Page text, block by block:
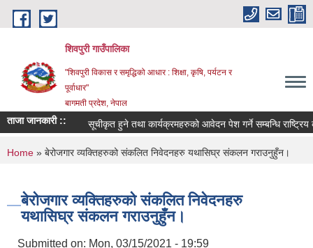
Skip to main content
शिवपुरी गाउँपालिका
"शिवपुरी विकास र समृद्धिको आधार : शिक्षा, कृषि, पर्यटन र
पूर्वाधार"
बागमती प्रदेश, नेपाल
ताजा जानकारी :: सूचीकृत हुने तथा कार्यक्रमहरुको आवेदन पेश गर्ने सम्बन्धि राष्ट्रिय
You are here
Home » बेरोजगार व्यक्तिहरुको संकलित निवेदनहरु यथासिघ्र संकलन गराउनुहुँन।
बेरोजगार व्यक्तिहरुको संकलित निवेदनहरु
यथासिघ्र संकलन गराउनुहुँन।
Submitted on: Mon, 03/15/2021 - 19:59